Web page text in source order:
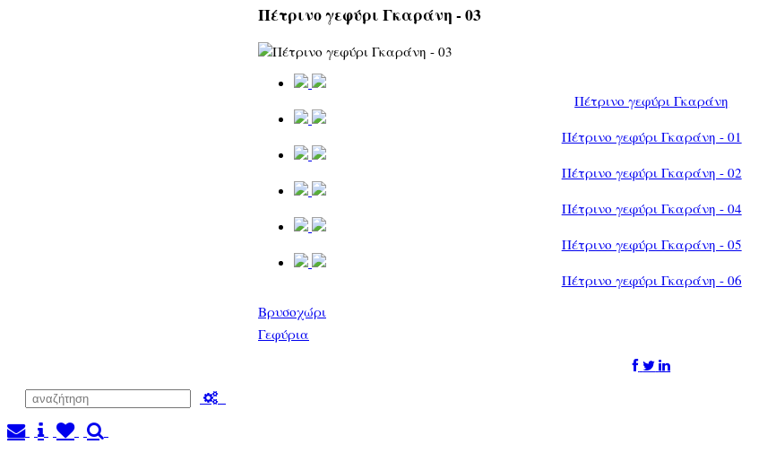
Πέτρινο γεφύρι Γκαράνη - 03
Πέτρινο γεφύρι Γκαράνη
Πέτρινο γεφύρι Γκαράνη - 01
Πέτρινο γεφύρι Γκαράνη - 02
Πέτρινο γεφύρι Γκαράνη - 04
Πέτρινο γεφύρι Γκαράνη - 05
Πέτρινο γεφύρι Γκαράνη - 06
Βρυσοχώρι
Γεφύρια